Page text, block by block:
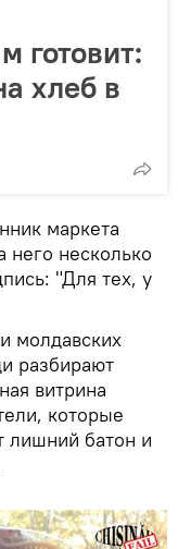
готовит:
хлеб в
маркета
несколько
"Для тех, у
молдавских
разбирают
витрина
которые
лишний батон и